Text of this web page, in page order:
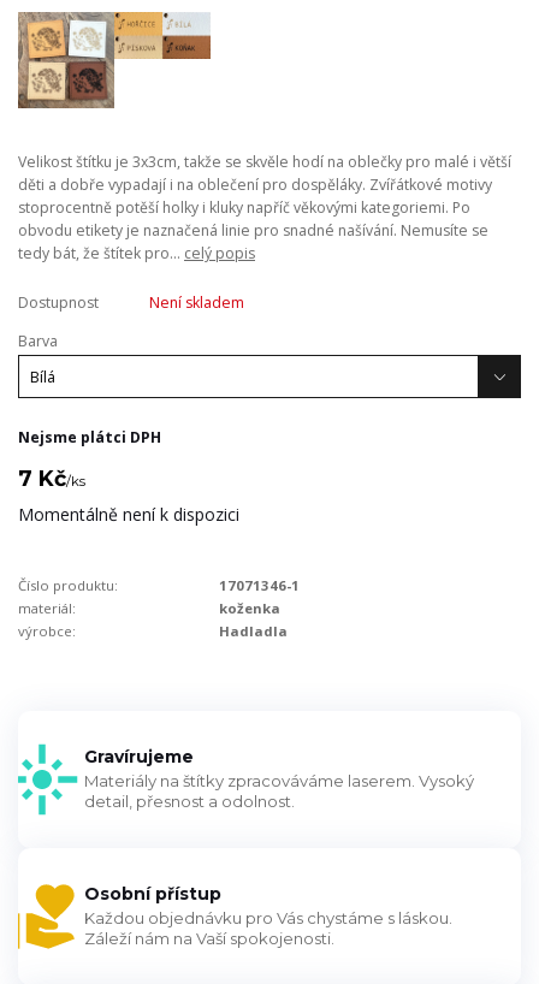
Velikost štítku je 3x3cm, takže se skvěle hodí na oblečky pro malé i větší
děti a dobře vypadají i na oblečení pro dospěláky. Zvířátkové motivy
stoprocentně potěší holky i kluky napříč věkovými kategoriemi. Po
obvodu etikety je naznačená linie pro snadné našívání. Nemusíte se
tedy bát, že štítek pro... celý popis
Dostupnost
Není skladem
Barva
Nejsme plátci DPH
7 Kč/ks
Momentálně není k dispozici
Číslo produktu:
17071346-1
materiál:
koženka
výrobce:
Hadladla
Gravírujeme
Materiály na štítky zpracováváme laserem. Vysoký
detail, přesnost a odolnost.
Osobní přístup
Každou objednávku pro Vás chystáme s láskou.
Záleží nám na Vaší spokojenosti.